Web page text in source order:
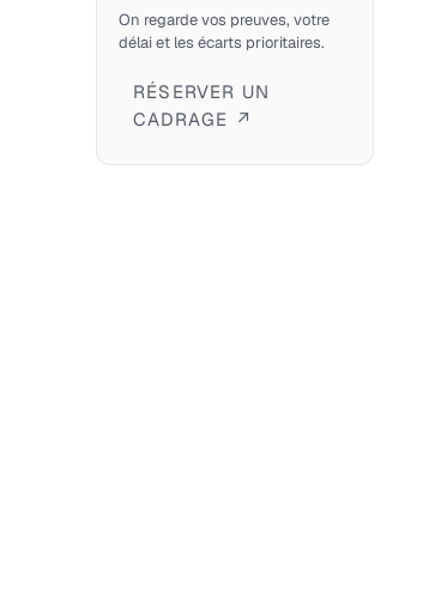
On regarde vos preuves, votre
délai et les écarts prioritaires.
RÉSERVER UN
CADRAGE ↗